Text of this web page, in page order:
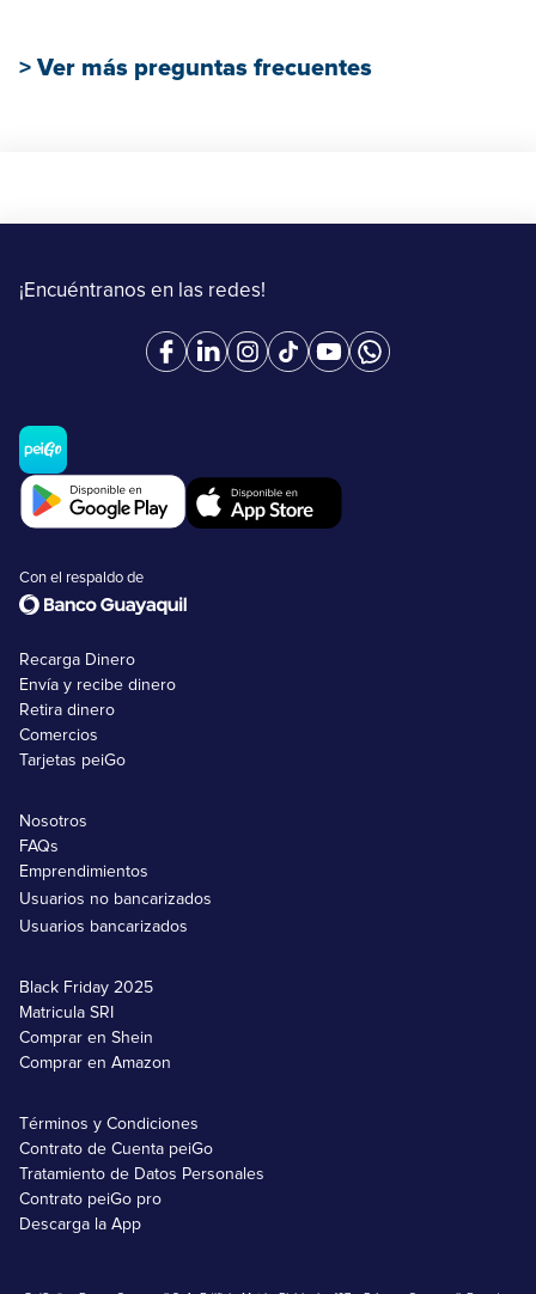
> Ver más preguntas frecuentes
¡Encuéntranos en las redes!
Con el respaldo de
Recarga Dinero
Envía y recibe dinero
Retira dinero
Comercios
Tarjetas peiGo
Nosotros
FAQs
Emprendimientos
Usuarios no bancarizados
Usuarios bancarizados
Black Friday 2025
Matricula SRI
Comprar en Shein
Comprar en Amazon
Términos y Condiciones
Contrato de Cuenta peiGo
Tratamiento de Datos Personales
Contrato peiGo pro
Descarga la App